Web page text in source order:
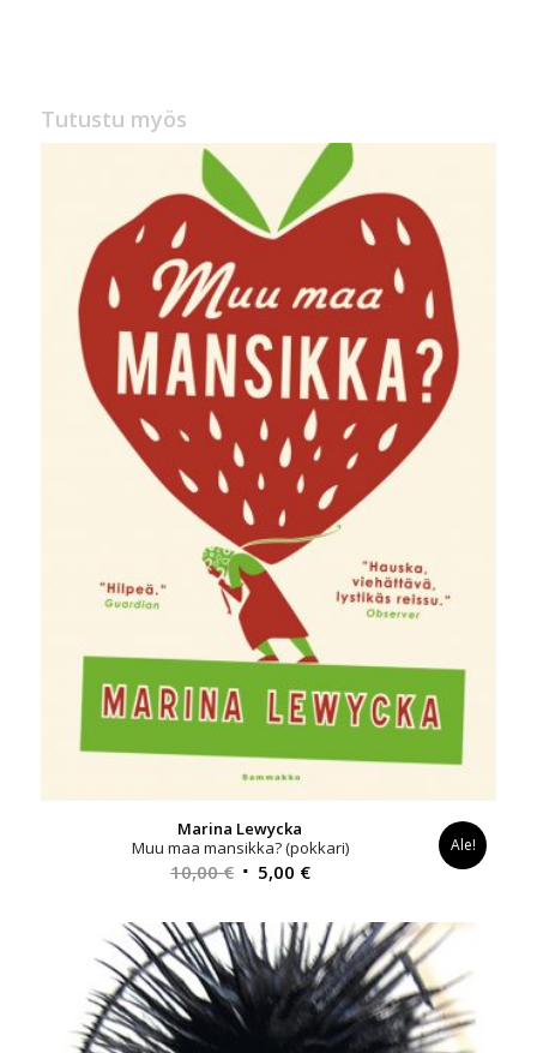
Tutustu myös
Marina Lewycka
Muu maa mansikka? (pokkari)
10,00€ Alkuperäinen
oli:
10,00 €.
5,00 €Nykyinen
on:
5,00 €.
Ale!